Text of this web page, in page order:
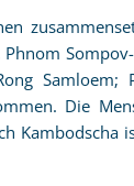
Die
Kambodscha